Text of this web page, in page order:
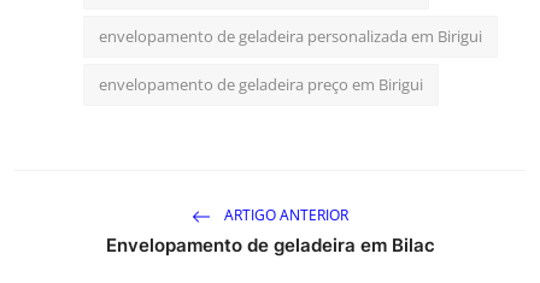
envelopamento de geladeira personalizada em Birigui
envelopamento de geladeira preço em Birigui
ARTIGO ANTERIOR
Envelopamento de geladeira em Bilac